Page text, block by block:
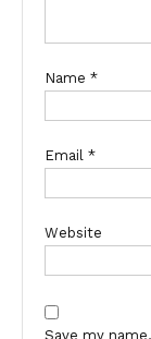
Name *
Email *
Website
Save my